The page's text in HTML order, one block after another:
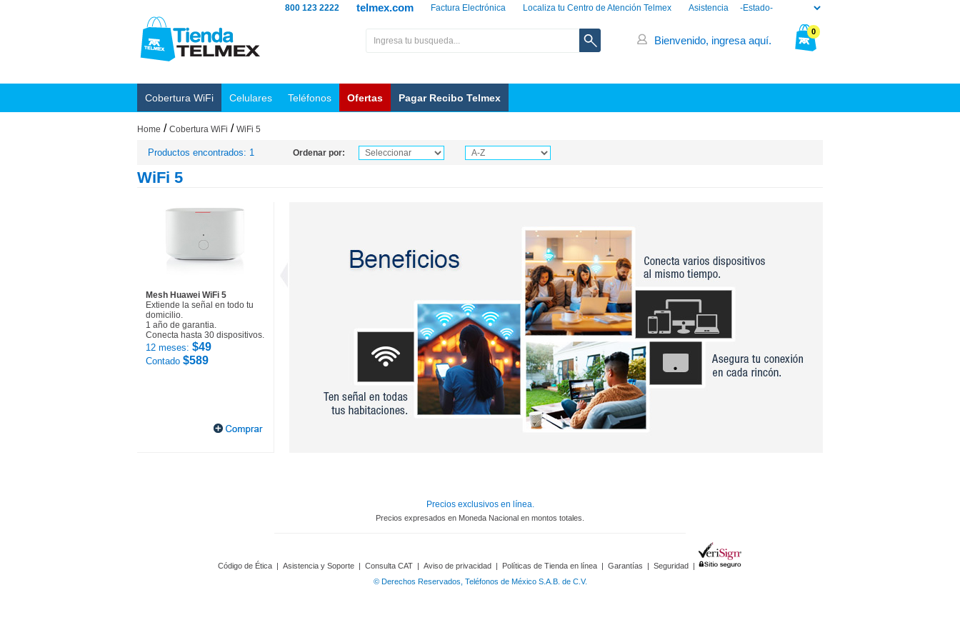
Asistencia
Localiza tu Centro de Atención Telmex
Factura Electrónica
telmex.com
800 123 2222
0
Bienvenido, ingresa aquí.
Cobertura WiFi Celulares Teléfonos Ofertas Pagar Recibo Telmex
Home / Cobertura WiFi / WiFi 5
Productos encontrados: 1 Ordenar por:
WiFi 5
Mesh Huawei WiFi 5
Extiende la señal en todo tu
domicilio.
1 año de garantia.
Conecta hasta 30 dispositivos.
12 meses: $49
Contado $589
Precios exclusivos en línea.
Precios expresados en Moneda Nacional en montos totales.
Código de Ética | Asistencia y Soporte | Consulta CAT | Aviso de privacidad | Políticas de Tienda en línea | Garantías | Seguridad |
© Derechos Reservados, Teléfonos de México S.A.B. de C.V.